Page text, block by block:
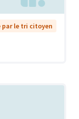
par le tri citoyen